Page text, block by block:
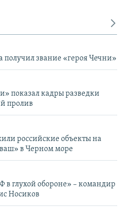
звание «героя Чечни»
показал кадры разведки
пролив
российские объекты на
в Черном море
в глухой обороне» – командир
Носиков